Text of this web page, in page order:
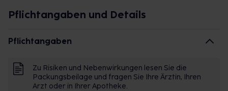
Pflichtangaben und Details
Pflichtangaben
Zu Risiken und Nebenwirkungen lesen Sie die
Packungsbeilage und fragen Sie Ihre Ärztin, Ihren
Arzt oder in Ihrer Apotheke.